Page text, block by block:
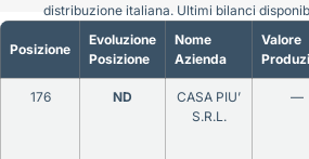
Posizione
Evoluzione
Posizione
Nome
Azienda
Valore
176 ND
CASA PIU’
S.R.L.
—
distribuzione italiana. Ultimi bilanci